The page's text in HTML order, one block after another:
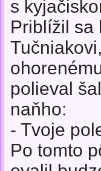
s
Priblížil sa
polieval
naňho:
- Tvoje
Po tomto